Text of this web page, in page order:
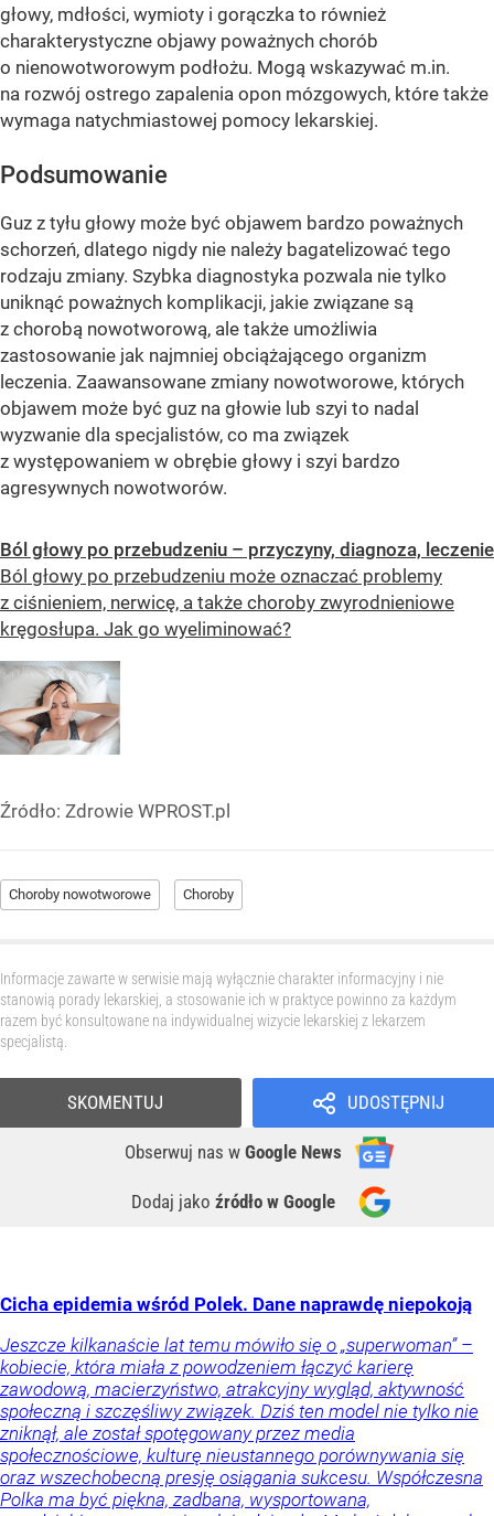
głowy, mdłości, wymioty i gorączka to również
charakterystyczne objawy poważnych chorób
o nienowotworowym podłożu. Mogą wskazywać m.in.
na rozwój ostrego zapalenia opon mózgowych, które także
wymaga natychmiastowej pomocy lekarskiej.
Podsumowanie
Guz z tyłu głowy może być objawem bardzo poważnych
schorzeń, dlatego nigdy nie należy bagatelizować tego
rodzaju zmiany. Szybka diagnostyka pozwala nie tylko
uniknąć poważnych komplikacji, jakie związane są
z chorobą nowotworową, ale także umożliwia
zastosowanie jak najmniej obciążającego organizm
leczenia. Zaawansowane zmiany nowotworowe, których
objawem może być guz na głowie lub szyi to nadal
wyzwanie dla specjalistów, co ma związek
z występowaniem w obrębie głowy i szyi bardzo
agresywnych nowotworów.
Ból głowy po przebudzeniu – przyczyny, diagnoza, leczenie
Ból głowy po przebudzeniu może oznaczać problemy
z ciśnieniem, nerwicę, a także choroby zwyrodnieniowe
kręgosłupa. Jak go wyeliminować?
Źródło: Zdrowie WPROST.pl
Choroby nowotworowe Choroby
Informacje zawarte w serwisie mają wyłącznie charakter informacyjny i nie
stanowią porady lekarskiej, a stosowanie ich w praktyce powinno za każdym
razem być konsultowane na indywidualnej wizycie lekarskiej z lekarzem
specjalistą.
UDOSTĘPNIJ
Obserwuj nas w Google News
Dodaj jako źródło w Google
SKOMENTUJ
Cicha epidemia wśród Polek. Dane naprawdę niepokoją
Jeszcze kilkanaście lat temu mówiło się o „superwoman” –
kobiecie, która miała z powodzeniem łączyć karierę
zawodową, macierzyństwo, atrakcyjny wygląd, aktywność
społeczną i szczęśliwy związek. Dziś ten model nie tylko nie
zniknął, ale został spotęgowany przez media
społecznościowe, kulturę nieustannego porównywania się
oraz wszechobecną presję osiągania sukcesu. Współczesna
Polka ma być piękna, zadbana, wysportowana,